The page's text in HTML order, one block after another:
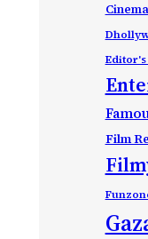
Editor's
Film